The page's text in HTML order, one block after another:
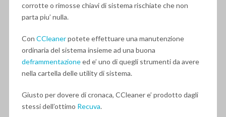
corrotte o rimosse chiavi di sistema rischiate che non
parta piu’ nulla.
Con CCleanerpotete effettuare una manutenzione
ordinaria del sistema insieme ad una buona
deframmentazioneed e’ uno di quegli strumenti da avere
nella cartella delle utility di sistema.
Giusto per dovere di cronaca, CCleaner e’ prodotto dagli
stessi dell’ottimo Recuva.